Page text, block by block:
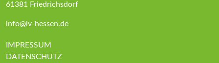
61381 Friedrichsdorf
info@lv-hessen.de
IMPRESSUM
DATENSCHUTZ